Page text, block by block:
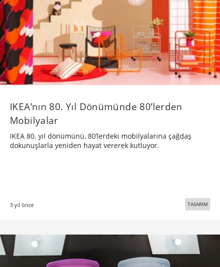
IKEA’nın 80. Yıl Dönümünde 80’lerden
Mobilyalar
IKEA 80. yıl dönümünü, 80’lerdeki mobilyalarına çağdaş
dokunuşlarla yeniden hayat vererek kutluyor.
3 yıl önce TASARIM